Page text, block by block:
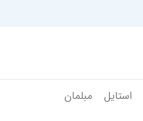
استایل مبلمان